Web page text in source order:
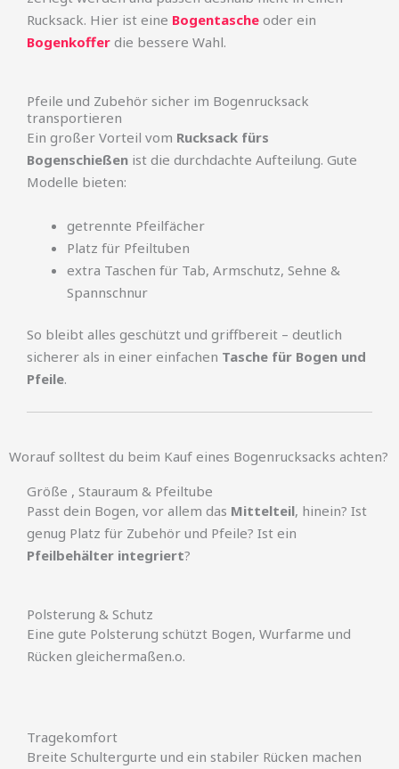
Rucksack. Hier ist eine Bogentasche oder ein
Bogenkoffer die bessere Wahl.
Pfeile und Zubehör sicher im Bogenrucksack
transportieren
Ein großer Vorteil vom Rucksack fürs
Bogenschießen ist die durchdachte Aufteilung. Gute
Modelle bieten:
getrennte Pfeilfächer
Platz für Pfeiltuben
extra Taschen für Tab, Armschutz, Sehne &
Spannschnur
So bleibt alles geschützt und griffbereit – deutlich
sicherer als in einer einfachen Tasche für Bogen und
Pfeile.
Worauf solltest du beim Kauf eines Bogenrucksacks achten?
Größe , Stauraum & Pfeiltube
Passt dein Bogen, vor allem das Mittelteil, hinein? Ist
genug Platz für Zubehör und Pfeile? Ist ein
Pfeilbehälter integriert?
Polsterung & Schutz
Eine gute Polsterung schützt Bogen, Wurfarme und
Rücken gleichermaßen.o.
Tragekomfort
Breite Schultergurte und ein stabiler Rücken machen